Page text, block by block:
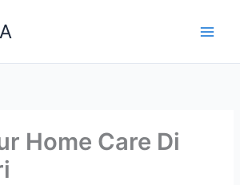
Home Care Di